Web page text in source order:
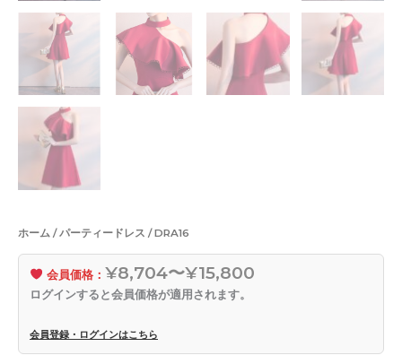
ホーム /パーティードレス / DRA16
会員価格： ¥8,704〜¥15,800
ログインすると会員価格が適用されます。
会員登録・ログインはこちら